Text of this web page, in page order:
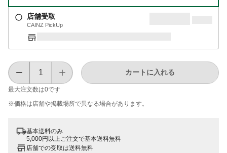
店舗受取
CAINZ PickUp
最大注文数は0です
カートに入れる
※価格は​店舗や​掲載場所で​異なる​場合が​あります。
基本送料のみ
5,000円以上ご注文で基本送料無料
店舗での受取は送料無料